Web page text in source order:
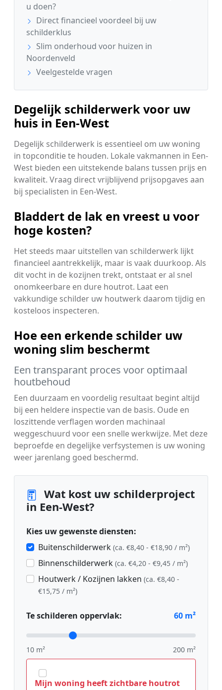
u doen?
Direct financieel voordeel bij uw
schilderklus
Slim onderhoud voor huizen in
Noordenveld
Veelgestelde vragen
Degelijk schilderwerk voor uw
huis in Een-West
Degelijk schilderwerk is essentieel om uw woning
in topconditie te houden. Lokale vakmannen in Een-
West bieden een uitstekende balans tussen prijs en
kwaliteit. Vraag direct vrijblijvend prijsopgaves aan
bij specialisten in Een-West.
Bladdert de lak en vreest u voor
hoge kosten?
Het steeds maar uitstellen van schilderwerk lijkt
financieel aantrekkelijk, maar is vaak duurkoop. Als
dit vocht in de kozijnen trekt, ontstaat er al snel
onomkeerbare en dure houtrot. Laat een
vakkundige schilder uw houtwerk daarom tijdig en
kosteloos inspecteren.
Hoe een erkende schilder uw
woning slim beschermt
Een transparant proces voor optimaal
houtbehoud
Een duurzaam en voordelig resultaat begint altijd
bij een heldere inspectie van de basis. Oude en
loszittende verflagen worden machinaal
weggeschuurd voor een snelle werkwijze. Met deze
beproefde en degelijke verfsystemen is uw woning
weer jarenlang goed beschermd.
Wat kost uw schilderproject
in Een-West?
Kies uw gewenste diensten:
Buitenschilderwerk (ca. €8,40 - €18,90 / m²)
Binnenschilderwerk (ca. €4,20 - €9,45 / m²)
Houtwerk / Kozijnen lakken (ca. €8,40 -
€15,75 / m²)
Te schilderen oppervlak: 60 m²
10 m² 200 m²
Mijn woning heeft zichtbare houtrot